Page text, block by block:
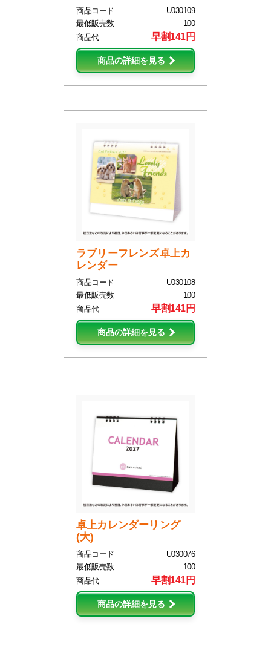
商品コード
U030109
最低販売数
100
商品代
早割141円
商品の詳細を見る
ラブリーフレンズ卓上カ
レンダー
商品コード
U030108
最低販売数
100
商品代
早割141円
商品の詳細を見る
卓上カレンダーリング
(大)
商品コード
U030076
最低販売数
100
商品代
早割141円
商品の詳細を見る